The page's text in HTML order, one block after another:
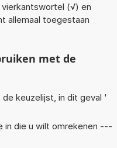
(√) en
allemaal toegestaan
met de
keuzelijst, in dit geval '
in die u wilt omrekenen ---